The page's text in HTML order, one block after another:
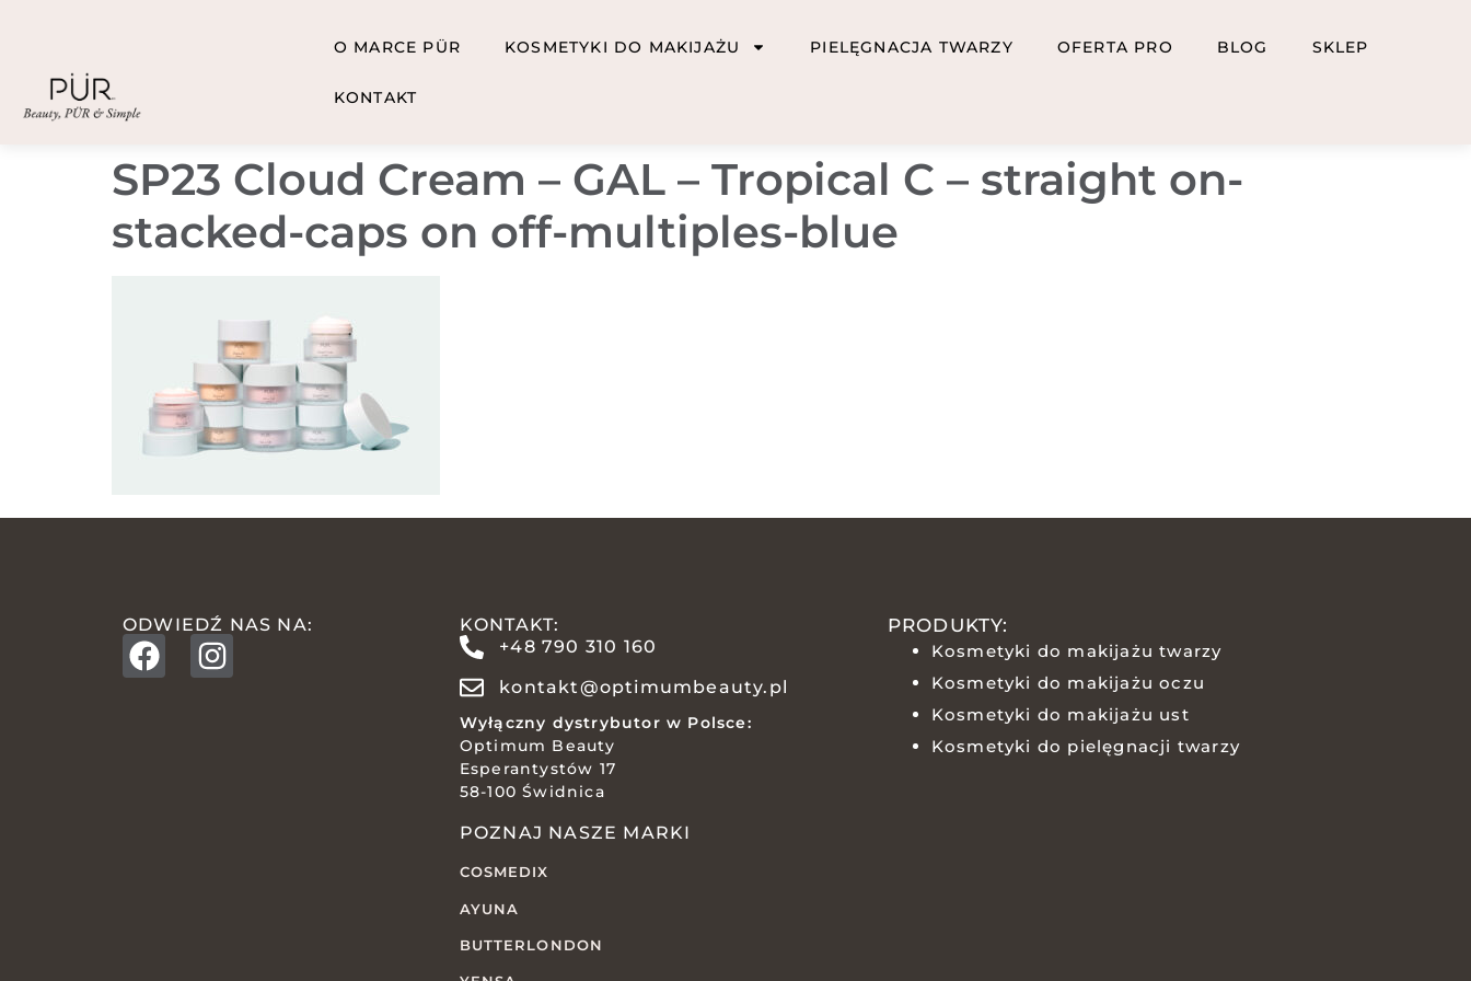
O MARCE PÜR KOSMETYKI DO MAKIJAŻU PIELĘGNACJA TWARZY OFERTA PRO BLOG SKLEP
KONTAKT
SP23 Cloud Cream – GAL – Tropical C – straight on-
stacked-caps on off-multiples-blue
ODWIEDŹ NAS NA:
KONTAKT:
+48 790 310 160
kontakt@optimumbeauty.pl
Wyłączny dystrybutor w Polsce:
Optimum Beauty
Esperantystów 17
58-100 Świdnica
POZNAJ NASZE MARKI
COSMEDIX
AYUNA
BUTTERLONDON
PRODUKTY:
Kosmetyki do makijażu twarzy
Kosmetyki do makijażu oczu
Kosmetyki do makijażu ust
Kosmetyki do pielęgnacji twarzy